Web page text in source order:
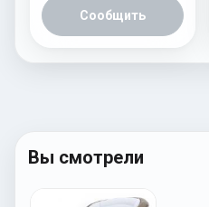
Сообщить
Вы смотрели